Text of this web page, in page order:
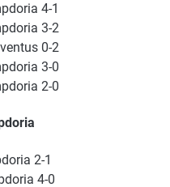
4-1
3-2
0-2
3-0
2-0
2-1
4-0